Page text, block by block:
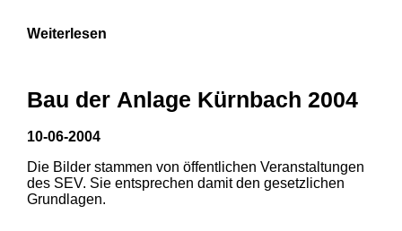
Weiterlesen
Bau der Anlage Kürnbach 2004
10-06-2004
Die Bilder stammen von öffentlichen Veranstaltungen
des SEV. Sie entsprechen damit den gesetzlichen
Grundlagen.